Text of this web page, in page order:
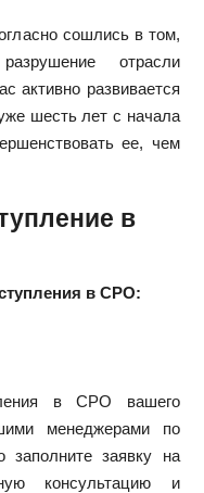
сошлись в том,
отрасли
активно развивается
шесть лет с начала
ее, чем
в
в СРО:
в СРО вашего
менеджерами по
заполните заявку на
консультацию и